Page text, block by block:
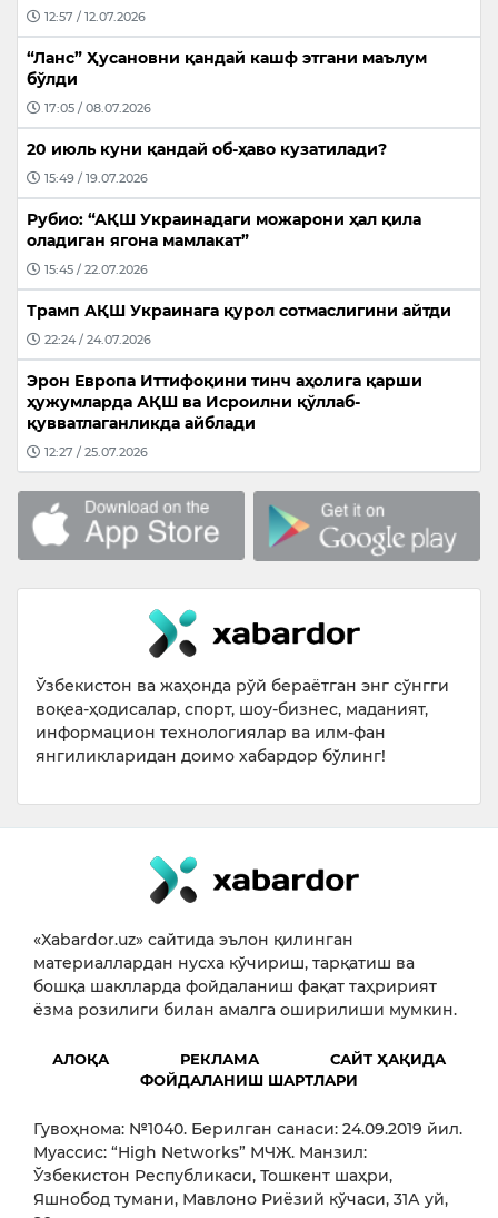
12:57 / 12.07.2026
“Ланс” Ҳусановни қандай кашф этгани маълум
бўлди
17:05 / 08.07.2026
20 июль куни қандай об-ҳаво кузатилади?
15:49 / 19.07.2026
Рубио: “АҚШ Украинадаги можарони ҳал қила
оладиган ягона мамлакат”
15:45 / 22.07.2026
Трамп АҚШ Украинага қурол сотмаслигини айтди
22:24 / 24.07.2026
Эрон Европа Иттифоқини тинч аҳолига қарши
ҳужумларда АҚШ ва Исроилни қўллаб-
қувватлаганликда айблади
12:27 / 25.07.2026
Ўзбекистон ва жаҳонда рўй бераётган энг сўнгги
воқеа-ҳодисалар, спорт, шоу-бизнес, маданият,
информацион технологиялар ва илм-фан
янгиликларидан доимо хабардор бўлинг!
«Xabardor.uz» сайтида эълон қилинган
материаллардан нусха кўчириш, тарқатиш ва
бошқа шаклларда фойдаланиш фақат таҳририят
ёзма розилиги билан амалга оширилиши мумкин.
АЛОҚА РЕКЛАМА
САЙТ ҲАҚИДА
ФОЙДАЛАНИШ ШАРТЛАРИ
Гувоҳнома: №1040. Берилган санаси: 24.09.2019 йил.
Муассис: “High Networks” МЧЖ. Манзил:
Ўзбекистон Республикаси, Тошкент шаҳри,
Яшнобод тумани, Мавлоно Риёзий кўчаси, 31А уй,